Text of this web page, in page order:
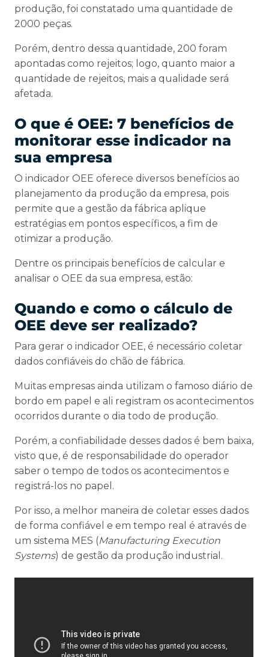
produção, foi constatado uma quantidade de
2000 peças.
Porém, dentro dessa quantidade, 200 foram
apontadas como rejeitos; logo, quanto maior a
quantidade de rejeitos, mais a qualidade será
afetada.
O que é OEE: 7 benefícios de
monitorar esse indicador na
sua empresa
O indicador OEE oferece diversos benefícios ao
planejamento da produção da empresa, pois
permite que a gestão da fábrica aplique
estratégias em pontos específicos, a fim de
otimizar a produção.
Dentre os principais benefícios de calcular e
analisar o OEE da sua empresa, estão:
Quando e como o cálculo de
OEE deve ser realizado?
Para gerar o indicador OEE, é necessário coletar
dados confiáveis do chão de fábrica.
Muitas empresas ainda utilizam o famoso diário de
bordo em papel e ali registram os acontecimentos
ocorridos durante o dia todo de produção.
Porém, a confiabilidade desses dados é bem baixa,
visto que, é de responsabilidade do operador
saber o tempo de todos os acontecimentos e
registrá-los no papel.
Por isso, a melhor maneira de coletar esses dados
de forma confiável e em tempo real é através de
um sistema MES (Manufacturing Execution
Systems) de gestão da produção industrial.